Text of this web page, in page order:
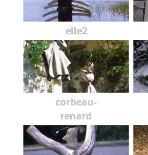
elle2
corbeau-
renard